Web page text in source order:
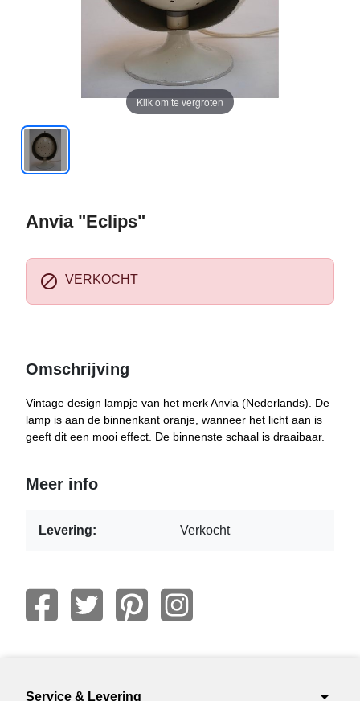
Klik om te vergroten
Anvia "Eclips"
 VERKOCHT
Omschrijving
Vintage design lampje van het merk Anvia (Nederlands). De
lamp is aan de binnenkant oranje, wanneer het licht aan is
geeft dit een mooi effect. De binnenste schaal is draaibaar.
Meer info
Levering: Verkocht
Service & Levering